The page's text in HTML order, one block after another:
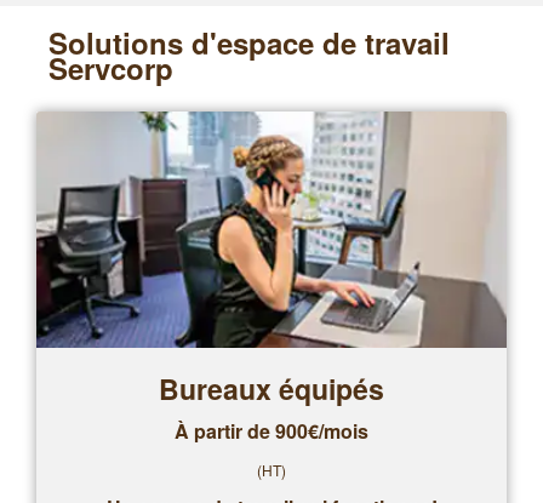
Solutions d'espace de travail
Servcorp
Bureaux équipés
À partir de 900€/mois
(HT)